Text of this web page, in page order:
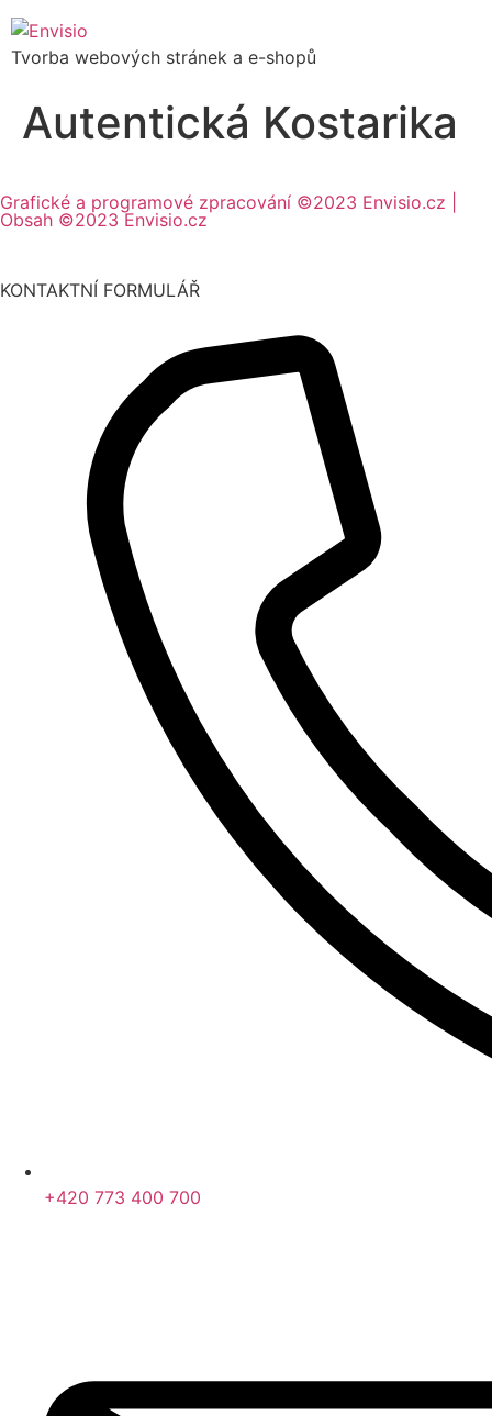
Tvorba webových stránek a e-shopů
Autentická Kostarika
Grafické a programové zpracování ©2023 Envisio.cz |
Obsah ©2023 Envisio.cz
KONTAKTNÍ FORMULÁŘ
+420 773 400 700